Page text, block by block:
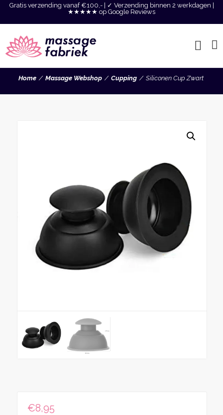
Gratis verzending vanaf €100,- | ✓ Verzending binnen 2 werkdagen |
★★★★★ op Google Reviews
Home Massage Webshop Cupping Siliconen Cup Zwart
€8,95